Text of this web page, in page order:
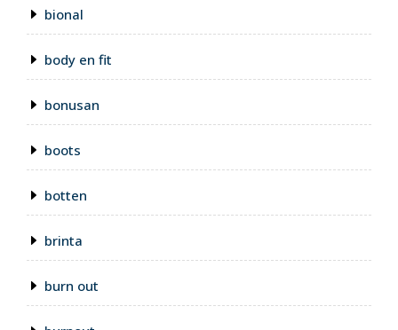
bional
body en fit
bonusan
boots
botten
brinta
burn out